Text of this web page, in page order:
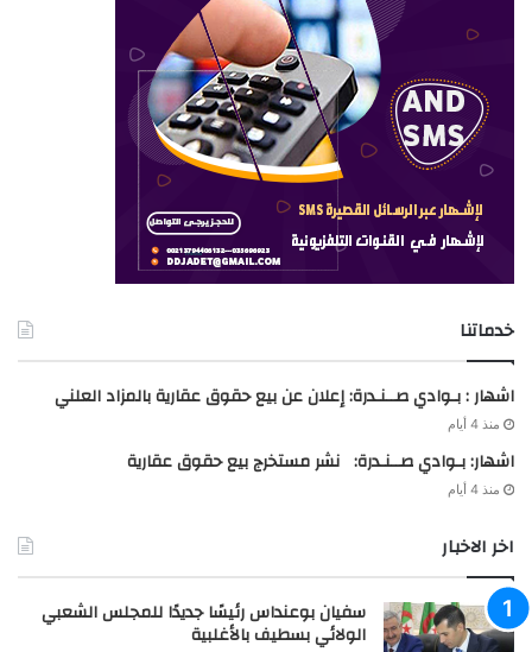
خدماتنا
اشهار : بـوادي صــنـدرة: إعلان عن بيع حقوق عقارية بالمزاد العلني
منذ 4 أيام
اشهار: بـوادي صــنـدرة: نشر مستخرج بيع حقوق عقارية
منذ 4 أيام
اخر الاخبار
سفيان بوعنداس رئيسًا جديدًا للمجلس الشعبي
الولائي بسطيف بالأغلبية